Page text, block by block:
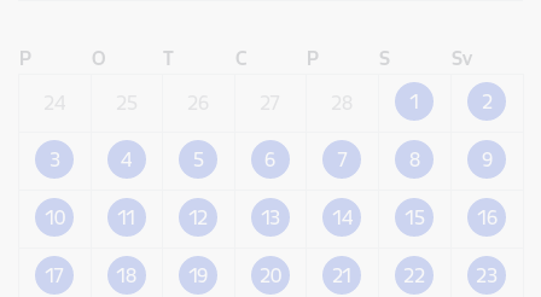
P O T C P S
Sv
1 2
3 4 5 6 7 8 9
10 11 12 13 14 15 16
17 18 19 20 21 22 23